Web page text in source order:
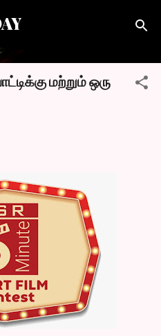
content
மற்றும் ஒரு